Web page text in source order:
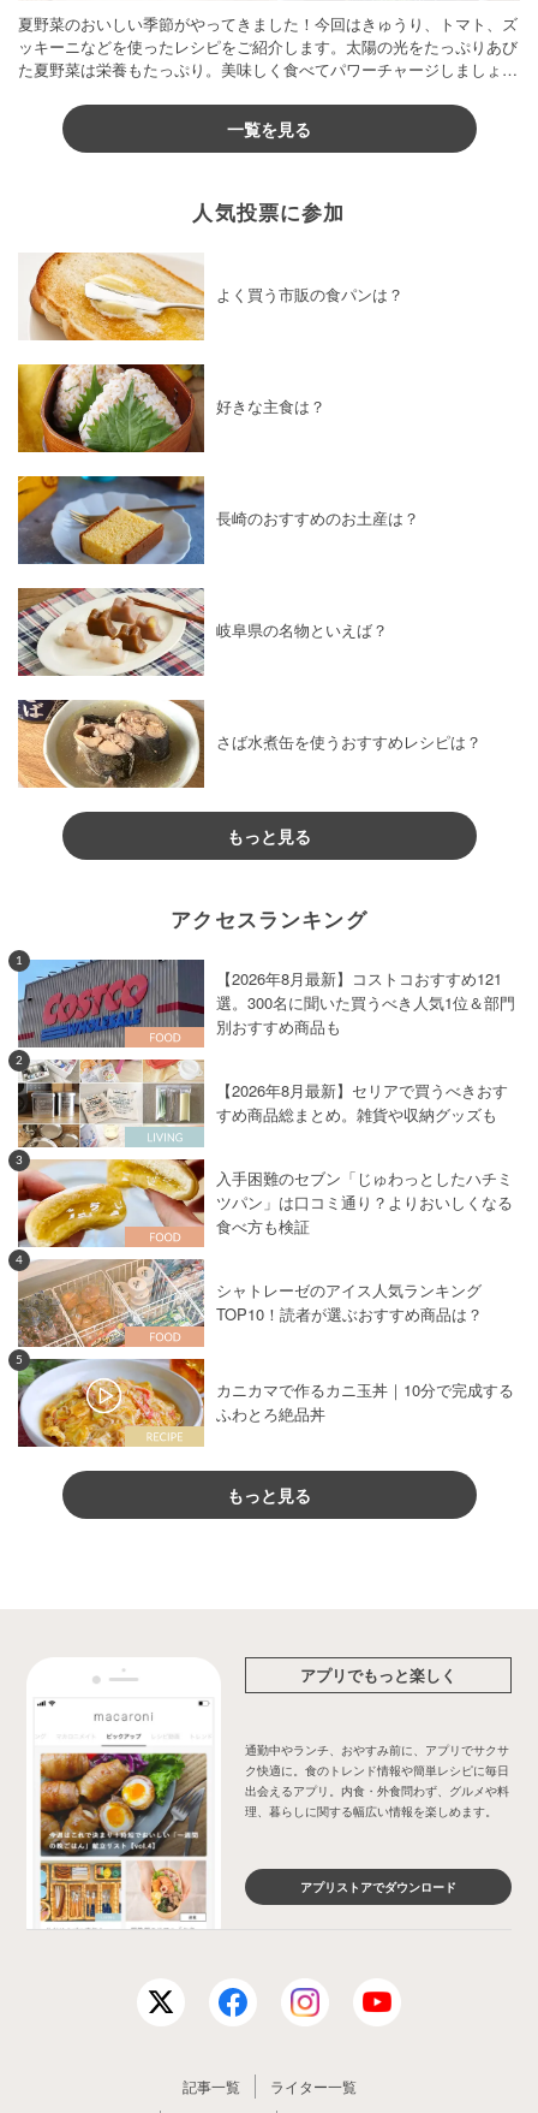
夏野菜のおいしい季節がやってきました！今回はきゅうり、トマト、ズ
ッキーニなどを使ったレシピをご紹介します。太陽の光をたっぷりあび
た夏野菜は栄養もたっぷり。美味しく食べてパワーチャージしましょう
一覧を見る
人気投票に参加
よく買う市販の食パンは？
好きな主食は？
長崎のおすすめのお土産は？
岐阜県の名物といえば？
さば水煮缶を使うおすすめレシピは？
もっと見る
アクセスランキング
1
【2026年8月最新】コストコおすすめ121
選。300名に聞いた買うべき人気1位＆部門
別おすすめ商品も
2
【2026年8月最新】セリアで買うべきおす
すめ商品総まとめ。雑貨や収納グッズも
3
入手困難のセブン「じゅわっとしたハチミ
ツパン」は口コミ通り？よりおいしくなる
食べ方も検証
4
シャトレーゼのアイス人気ランキング
TOP10！読者が選ぶおすすめ商品は？
5
カニカマで作るカニ玉丼｜10分で完成する
ふわとろ絶品丼
もっと見る
アプリでもっと楽しく
通勤中やランチ、おやすみ前に、アプリでサクサ
ク快適に。食のトレンド情報や簡単レシピに毎日
出会えるアプリ。内食・外食問わず、グルメや料
理、暮らしに関する幅広い情報を楽しめます。
アプリストアでダウンロード
記事一覧
ライター一覧